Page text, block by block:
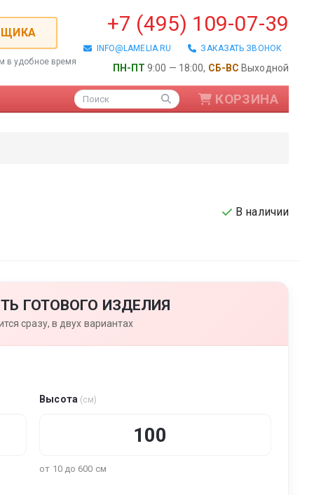
в удобное время
+7 (495) 109-07-39
INFO@LAMELIA.RU ЗАКАЗАТЬ ЗВОНОК
ПН-ПТ 9:00 — 18:00, СБ-ВС Выходной
Поиск КОРЗИНА
В наличии
ГОТОВОГО ИЗДЕЛИЯ
сразу, в двух вариантах
Высота (см)
от 10 до 600 см